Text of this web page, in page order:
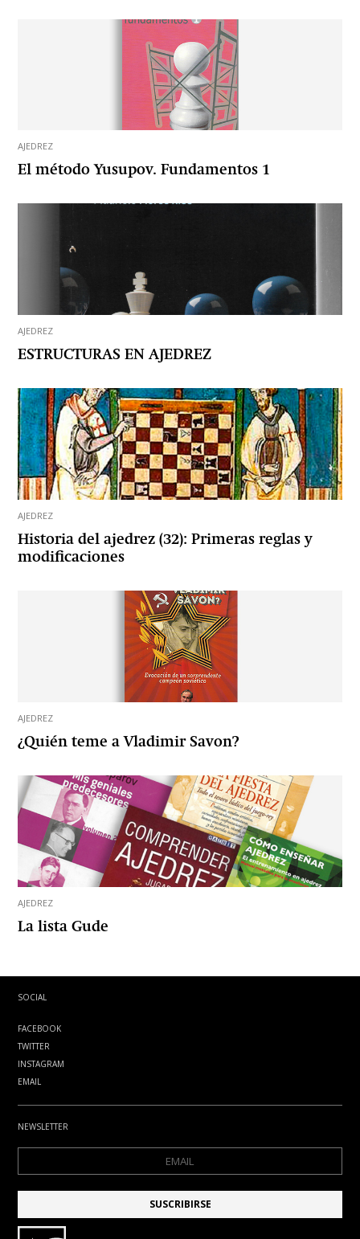
AJEDREZ
El método Yusupov. Fundamentos 1
AJEDREZ
ESTRUCTURAS EN AJEDREZ
AJEDREZ
Historia del ajedrez (32): Primeras reglas y
modificaciones
AJEDREZ
¿Quién teme a Vladimir Savon?
AJEDREZ
La lista Gude
SOCIAL
FACEBOOK
TWITTER
INSTAGRAM
EMAIL
NEWSLETTER